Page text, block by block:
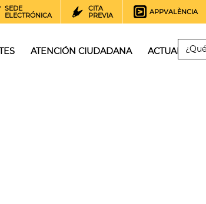
SEDE
ELECTRÓNICA
CITA
PREVIA
APPVALÈNCIA
ATENCIÓN CIUDADANA ACTUALIDAD